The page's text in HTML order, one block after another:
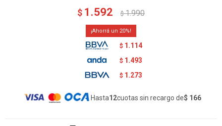
$ 1.592 $ 1.990
20
$ 1.114
$ 1.493
$ 1.273
Hasta12cuotas sin recargo de$ 166